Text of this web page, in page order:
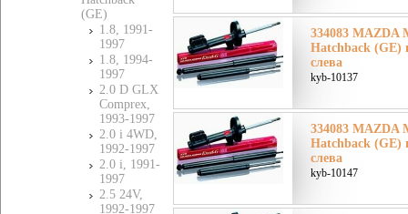
(GE)
1.8, 1991-
1997
1.8, 1994-
1997
2.0 D GLX
Comprex,
1993-1997
2.0 i 4WD,
1992-1997
2.0 i, 1991-
1997
2.5 24V,
1992-1997
334083 MAZDA
Hatchback (GE)
слева
kyb-10137
334083 MAZDA
Hatchback (GE)
слева
kyb-10147